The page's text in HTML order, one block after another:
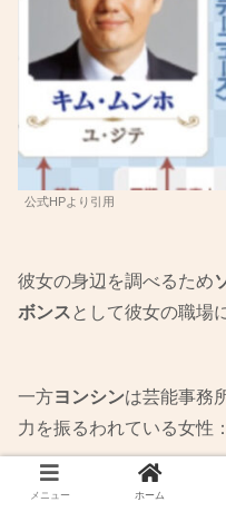
公式HPより引用
彼女の身辺を調べるため
ボンスとして彼女の職場
一方ヨンシンは芸能事務
力を振るわれている女性：
メニュー ホーム